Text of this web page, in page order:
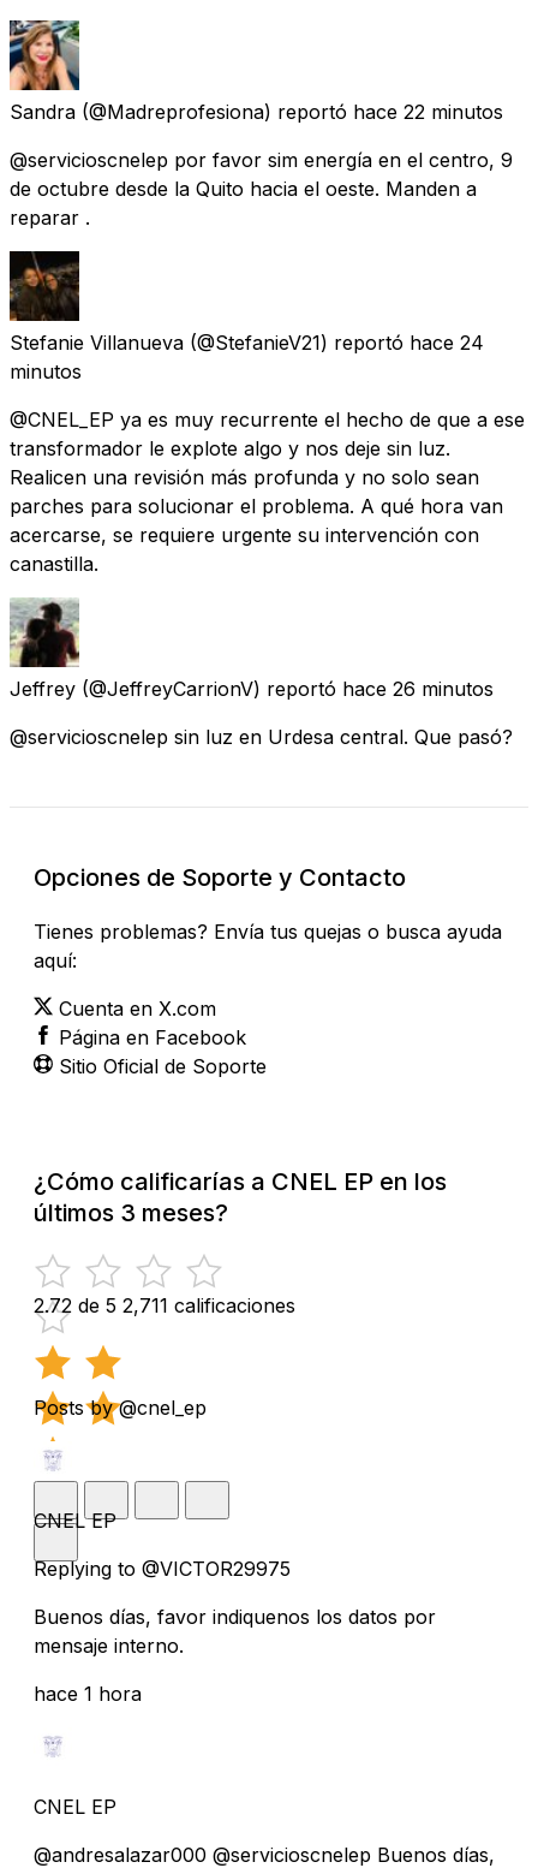
Sandra (@Madreprofesiona) reportó hace 22 minutos
@servicioscnelep por favor sim energía en el centro, 9
de octubre desde la Quito hacia el oeste. Manden a
reparar .
Stefanie Villanueva (@StefanieV21) reportó hace 24
minutos
@CNEL_EP ya es muy recurrente el hecho de que a ese
transformador le explote algo y nos deje sin luz.
Realicen una revisión más profunda y no solo sean
parches para solucionar el problema. A qué hora van
acercarse, se requiere urgente su intervención con
canastilla.
Jeffrey (@JeffreyCarrionV) reportó hace 26 minutos
@servicioscnelep sin luz en Urdesa central. Que pasó?
Opciones de Soporte y Contacto
Tienes problemas? Envía tus quejas o busca ayuda
aquí:
Cuenta en X.com
Página en Facebook
Sitio Oficial de Soporte
¿Cómo calificarías a CNEL EP en los
últimos 3 meses?
2.72 de 5 2,711 calificaciones
Posts by @cnel_ep
CNEL EP
Replying to @VICTOR29975
Buenos días, favor indiquenos los datos por
mensaje interno.
hace 1 hora
CNEL EP
@andresalazar000 @servicioscnelep Buenos días,